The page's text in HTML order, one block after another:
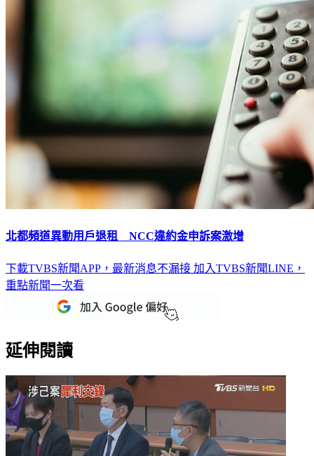
北都頻道異動用戶退租 NCC違約金申訴案激增
下載TVBS新聞APP，最新消息不漏接 加入TVBS新聞LINE，
重點新聞一次看
延伸閱讀